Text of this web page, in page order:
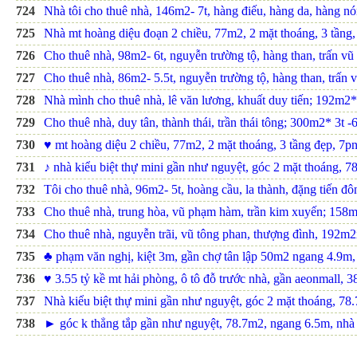
724
Nhà tôi cho thuê nhà, 146m2- 7t, hàng điếu, hàng da, hàng
725
Nhà mt hoàng diệu đoạn 2 chiều, 77m2, 2 mặt thoáng, 3
726
Cho thuê nhà, 98m2- 6t, nguyễn trường tộ, hàng than, trấn vũ
727
Cho thuê nhà, 86m2- 5.5t, nguyễn trường tộ, hàng than, trấn
728
Nhà mình cho thuê nhà, lê văn lương, khuất duy tiến;
729
Cho thuê nhà, duy tân, thành thái, trần thái tông; 300m2* 3t -
730
♥ mt hoàng diệu 2 chiều, 77m2, 2 mặt thoáng, 3 tầng đẹp,
731
♪ nhà kiểu biệt thự mini gần như nguyệt, góc 2 mặt thoáng,
732
Tôi cho thuê nhà, 96m2- 5t, hoàng cầu, la thành, đặng tiến
733
Cho thuê nhà, trung hòa, vũ phạm hàm, trần kim xuyến;
734
Cho thuê nhà, nguyễn trãi, vũ tông phan, thượng đình,
735
♣ phạm văn nghị, kiệt 3m, gần chợ tân lập 50m2 ngang
736
♥ 3.55 tỷ kề mt hải phòng, ô tô đỗ trước nhà, gần aeonmall,
737
Nhà kiểu biệt thự mini gần như nguyệt, góc 2 mặt thoáng,
738
► góc k thẳng tắp gần như nguyệt, 78.7m2, ngang 6.5m,